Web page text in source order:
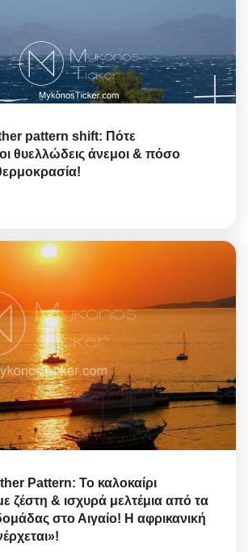
pattern shift: Πότε
θυελλώδεις άνεμοι & πόσο
Pattern: Το καλοκαίρι
ζέστη & ισχυρά μελτέμια από τα
στο Αιγαίο! Η αφρικανική